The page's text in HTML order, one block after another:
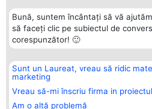
Bună, suntem încântați să vă
să faceți clic pe subiectul de
corespunzător! 🙂
Sunt un Laureat, vreau să ridic
marketing
Vreau să-mi înscriu firma in
Am o altă problemă
Organizator Ranking
BRIGHT SOLUTIONS BR SRL
Aleea Timisul De Sus 2 Bl. A30
Sc. A Et. 4 Ap. 13 Cod 061952
București
Plebiscyt
Lista Tuturor
Laureaților